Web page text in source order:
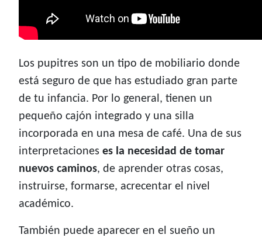
Los pupitres son un tipo de mobiliario donde
está seguro de que has estudiado gran parte
de tu infancia. Por lo general, tienen un
pequeño cajón integrado y una silla
incorporada en una mesa de café. Una de sus
interpretaciones es la necesidad de tomar
nuevos caminos, de aprender otras cosas,
instruirse, formarse, acrecentar el nivel
académico.
También puede aparecer en el sueño un